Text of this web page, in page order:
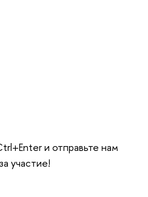
и отправьте нам
участие!